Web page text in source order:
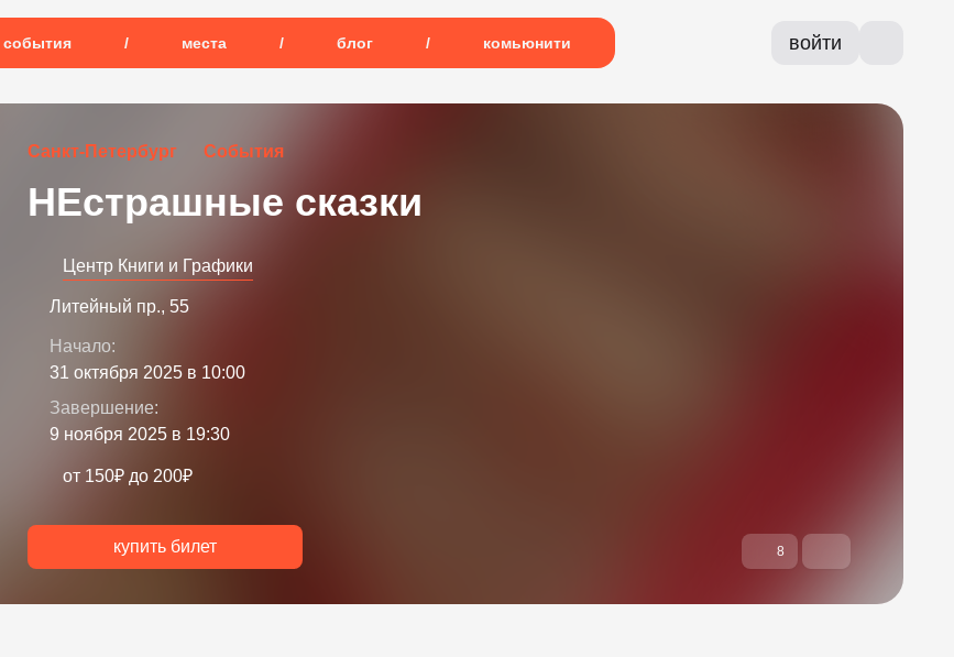
события / места / блог / комьюнити войти
Санкт-Петербург События
НЕстрашные сказки
купить билет 8
Центр Книги и Графики
Литейный пр., 55
Начало:
31 октября 2025 в 10:00
Завершение:
9 ноября 2025 в 19:30
от 150₽ до 200₽